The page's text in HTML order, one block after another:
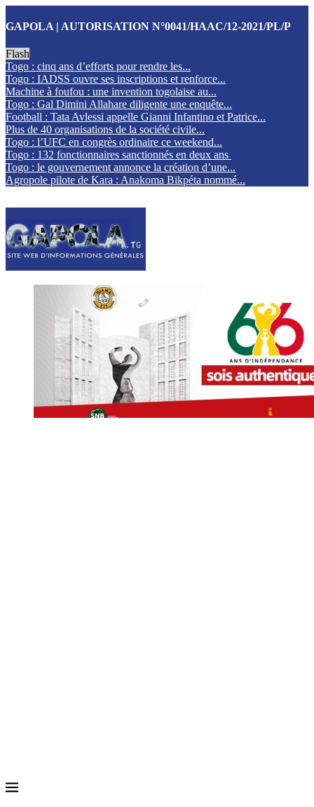
GAPOLA | AUTORISATION N°0041/HAAC/12-2021/PL/P
Flash
Togo : cinq ans d’efforts pour rendre les...
Togo : IADSS ouvre ses inscriptions et renforce...
Machine à foufou : une invention togolaise au...
Togo : Gal Dimini Allahare diligente une enquête...
Football : Tata Avlessi appelle Gianni Infantino et Patrice...
Plus de 40 organisations de la société civile...
Togo : l’UFC en congrès ordinaire ce weekend...
Togo : 132 fonctionnaires sanctionnés en deux ans
Togo : le gouvernement annonce la création d’une...
Agropole pilote de Kara : Anakoma Bikpéta nommé...